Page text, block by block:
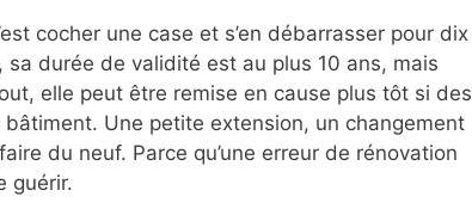
cocher une case et s’en débarrasser pour dix
durée de validité est au plus 10 ans, mais
elle peut être remise en cause plus tôt si des
Une petite extension, un changement
du neuf. Parce qu’une erreur de rénovation
guérir.